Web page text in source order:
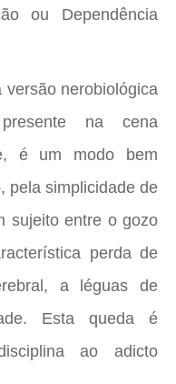
ou Dependência
versão nerobiológica
na cena
é um modo bem
pela simplicidade de
sujeito entre o gozo
perda de
a léguas de
Esta queda é
ao adicto